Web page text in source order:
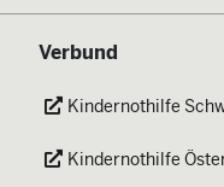
Verbund
Kindernothilfe
Kindernothilfe